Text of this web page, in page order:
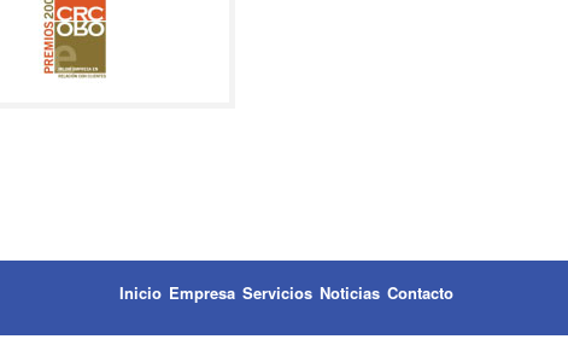
Inicio Empresa Servicios Noticias Contacto